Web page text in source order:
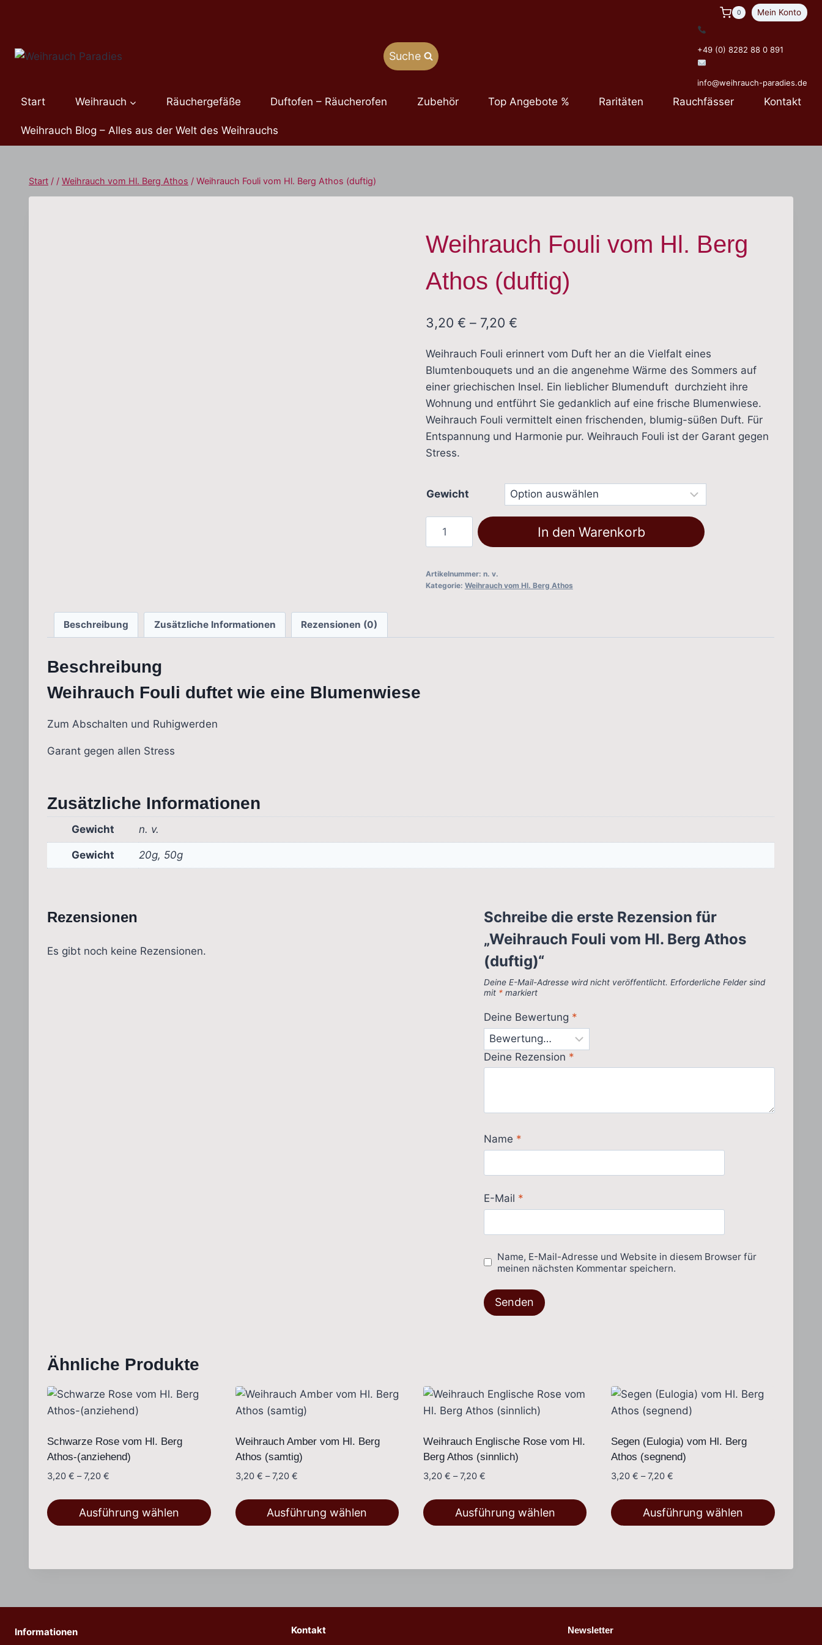
0 Mein Konto
Suche +49 (0) 8282 88 0 891
info@weihrauch-paradies.de
Start Weihrauch Räuchergefäße Duftofen – Räucherofen Zubehör Top Angebote % Raritäten Rauchfässer Kontakt
Weihrauch Blog – Alles aus der Welt des Weihrauchs
Start / / Weihrauch vom Hl. Berg Athos / Weihrauch Fouli vom Hl. Berg Athos (duftig)
Weihrauch Fouli vom Hl. Berg
Athos (duftig)
3,20 € – 7,20 €Preisspanne:
bis
7,20 €
Weihrauch Fouli erinnert vom Duft her an die Vielfalt eines
Blumtenbouquets und an die angenehme Wärme des Sommers auf
einer griechischen Insel. Ein lieblicher Blumenduft durchzieht ihre
Wohnung und entführt Sie gedanklich auf eine frische Blumenwiese.
Weihrauch Fouli vermittelt einen frischenden, blumig-süßen Duft. Für
Entspannung und Harmonie pur. Weihrauch Fouli ist der Garant gegen
Stress.
Gewicht
Hl.
Berg
Menge
In den Warenkorb
Artikelnummer: n. v.
Kategorie: Weihrauch vom Hl. Berg Athos
Beschreibung Zusätzliche Informationen Rezensionen (0)
Beschreibung
Weihrauch Fouli duftet wie eine Blumenwiese
Zum Abschalten und Ruhigwerden
Garant gegen allen Stress
Zusätzliche Informationen
Gewicht n. v.
Gewicht 20g, 50g
Rezensionen
Es gibt noch keine Rezensionen.
Schreibe die erste Rezension für
„Weihrauch Fouli vom Hl. Berg Athos
(duftig)“
Deine E-Mail-Adresse wird nicht veröffentlicht. Erforderliche Felder sind
mit *markiert
Deine Bewertung *
Deine Rezension *
Name *
E-Mail *
Name, E-Mail-Adresse und Website in diesem Browser für
meinen nächsten Kommentar speichern.
Ähnliche Produkte
Schwarze Rose vom Hl. Berg
Athos-(anziehend)
3,20€ –7,20€
7,20 €
Ausführung wählen
Die
Weihrauch Amber vom Hl. Berg
Athos (samtig)
3,20 € –7,20 €Preisspanne:
7,20 €
Ausführung wählen
Weihrauch Englische Rose vom Hl.
Berg Athos (sinnlich)
3,20 € –7,20 €Preisspanne:
7,20 €
Ausführung wählen
Segen (Eulogia) vom Hl. Berg
Athos (segnend)
3,20€ –7,20€
7,20 €
Ausführung wählen
Die
Informationen Kontakt Newsletter